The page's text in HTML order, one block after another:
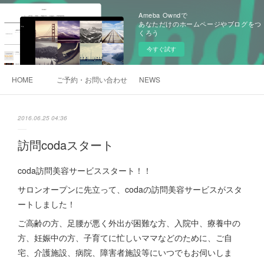
Ameba Owndで
あなただけのホームページやブログをつ
くろう
今すぐ試す
HOME ご予約・お問い合わせ NEWS
2016.06.25 04:36
訪問codaスタート
coda訪問美容サービススタート！！
サロンオープンに先立って、codaの訪問美容サービスがスタ
ートしました！
ご高齢の方、足腰が悪く外出が困難な方、入院中、療養中の
方、妊娠中の方、子育てに忙しいママなどのために、ご自
宅、介護施設、病院、障害者施設等にいつでもお伺いしま